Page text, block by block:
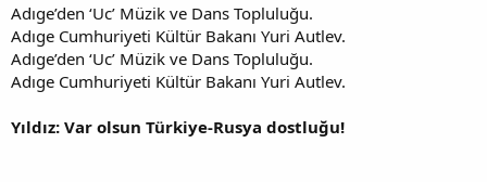
Adıge’den ‘Uc’ Müzik ve Dans Topluluğu.
Adıge Cumhuriyeti Kültür Bakanı Yuri Autlev.
Adıge’den ‘Uc’ Müzik ve Dans Topluluğu.
Adıge Cumhuriyeti Kültür Bakanı Yuri Autlev.
Yıldız: Var olsun Türkiye-Rusya dostluğu!